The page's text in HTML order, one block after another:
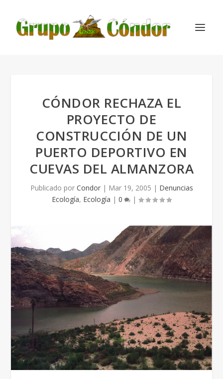
CÓNDOR RECHAZA EL
PROYECTO DE
CONSTRUCCIÓN DE UN
PUERTO DEPORTIVO EN
CUEVAS DEL ALMANZORA
Publicado por Condor| Mar 19, 2005 | Denuncias
Ecología, Ecología | 0 |